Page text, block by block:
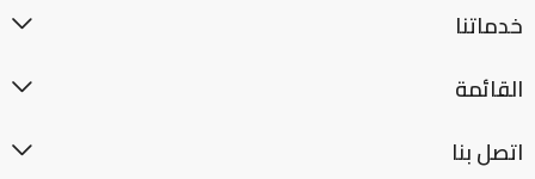
خدماتنا
القائمة
اتصل بنا